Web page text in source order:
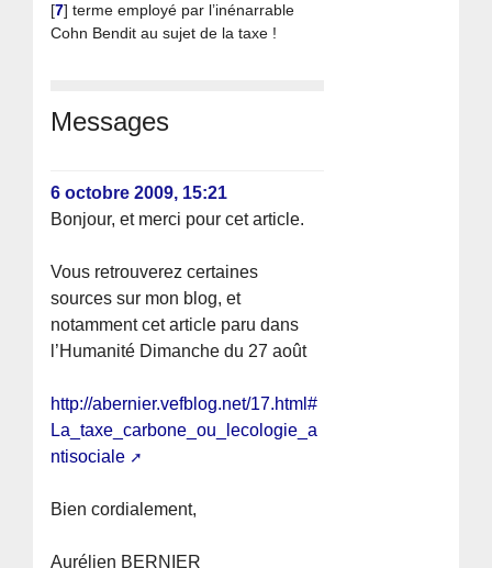
[7]terme employé par l’inénarrable
Cohn Bendit au sujet de la taxe !
Messages
6 octobre 2009, 15:21
Bonjour, et merci pour cet article.
Vous retrouverez certaines
sources sur mon blog, et
notamment cet article paru dans
l’Humanité Dimanche du 27 août
http://abernier.vefblog.net/17.html#
La_taxe_carbone_ou_lecologie_a
ntisociale
Bien cordialement,
Aurélien BERNIER